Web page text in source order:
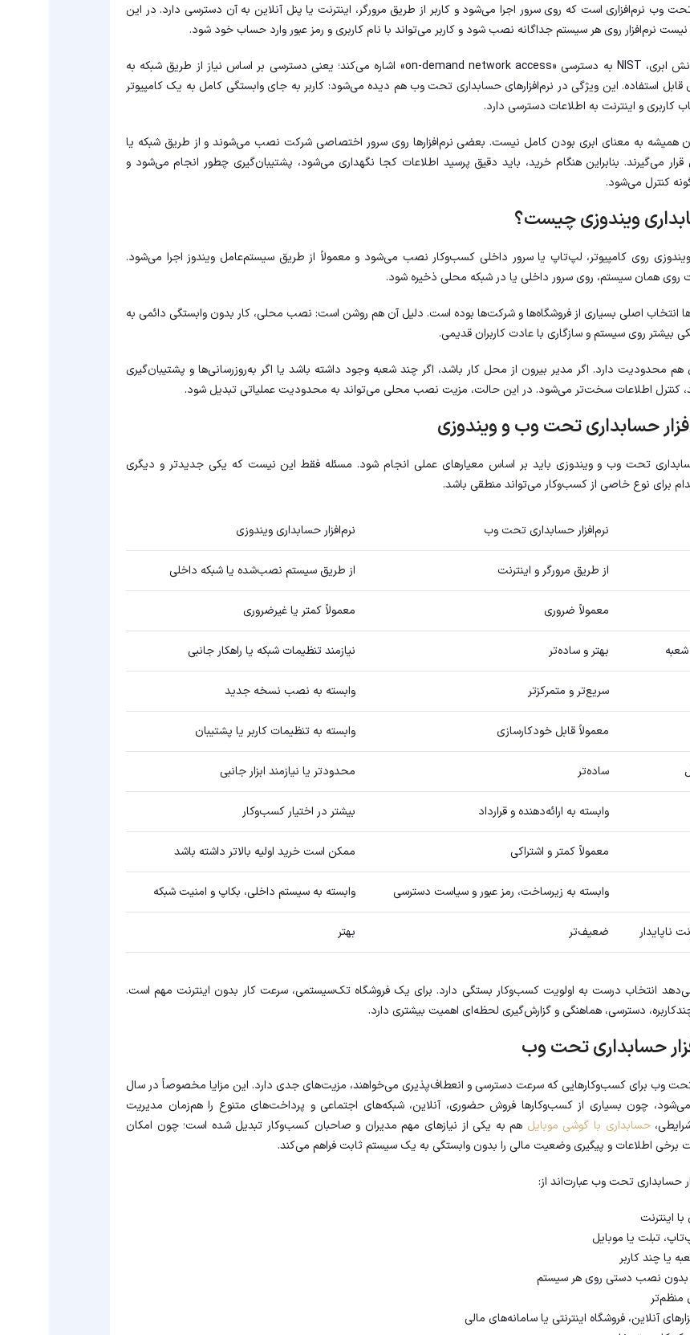
تحت وب نرم‌افزاری است که روی سرور اجرا می‌شود و کاربر از طریق مرورگر، اینترنت یا پنل آنلاین به آن دسترسی دارد. در این
نرم‌افزار روی هر سیستم جداگانه نصب شود و کاربر می‌تواند با نام کاربری و رمز عبور وارد حساب خود شود.
در تعریف رایج رایانش ابری، NIST به دسترسی «on-demand network access» اشاره می‌کند؛ یعنی دسترسی بر اساس نیاز از طریق شبکه به
استفاده. این ویژگی در نرم‌افزارهای حسابداری تحت وب هم دیده می‌شود: کاربر به جای وابستگی کامل به یک کامپیوتر
و اینترنت به اطلاعات دسترسی دارد.
همیشه به معنای ابری بودن کامل نیست. بعضی نرم‌افزارها روی سرور اختصاصی شرکت نصب می‌شوند و از طریق شبکه یا
می‌گیرند. بنابراین هنگام خرید، باید دقیق پرسید اطلاعات کجا نگهداری می‌شود، پشتیبان‌گیری چطور انجام می‌شود و
کنترل می‌شود.
ویندوزی چیست؟
ویندوزی روی کامپیوتر، لپ‌تاپ یا سرور داخلی کسب‌وکار نصب می‌شود و معمولاً از طریق سیستم‌عامل ویندوز اجرا می‌شود.
روی همان سیستم، روی سرور داخلی یا در شبکه محلی ذخیره شود.
انتخاب اصلی بسیاری از فروشگاه‌ها و شرکت‌ها بوده است. دلیل آن هم روشن است: نصب محلی، کار بدون وابستگی دائمی به
بیشتر روی سیستم و سازگاری با عادت کاربران قدیمی.
هم محدودیت دارد. اگر مدیر بیرون از محل کار باشد، اگر چند شعبه وجود داشته باشد یا اگر به‌روزرسانی‌ها و پشتیبان‌گیری
کنترل اطلاعات سخت‌تر می‌شود. در این حالت، مزیت نصب محلی می‌تواند به محدودیت عملیاتی تبدیل شود.
حسابداری تحت وب و ویندوزی
تحت وب و ویندوزی باید بر اساس معیارهای عملی انجام شود. مسئله فقط این نیست که یکی جدیدتر و دیگری
برای نوع خاصی از کسب‌وکار می‌تواند منطقی باشد.
نرم‌افزار حسابداری تحت وب نرم‌افزار حسابداری ویندوزی
از طریق مرورگر و اینترنت از طریق سیستم نصب‌شده یا شبکه داخلی
معمولاً ضروری معمولاً کمتر یا غیرضروری
بهتر و ساده‌تر نیازمند تنظیمات شبکه یا راهکار جانبی
سریع‌تر و متمرکزتر وابسته به نصب نسخه جدید
معمولاً قابل خودکارسازی وابسته به تنظیمات کاربر یا پشتیبان
ساده‌تر محدودتر یا نیازمند ابزار جانبی
وابسته به ارائه‌دهنده و قرارداد بیشتر در اختیار کسب‌وکار
معمولاً کمتر و اشتراکی ممکن است خرید اولیه بالاتر داشته باشد
وابسته به زیرساخت، رمز عبور و سیاست دسترسی وابسته به سیستم داخلی، بکاپ و امنیت شبکه
ناپایدار ضعیف‌تر بهتر
انتخاب درست به اولویت کسب‌وکار بستگی دارد. برای یک فروشگاه تک‌سیستمی، سرعت کار بدون اینترنت مهم است.
دسترسی، هماهنگی و گزارش‌گیری لحظه‌ای اهمیت بیشتری دارد.
حسابداری تحت وب
تحت وب برای کسب‌وکارهایی که سرعت دسترسی و انعطاف‌پذیری می‌خواهند، مزیت‌های جدی دارد. این مزایا مخصوصاً در سال
می‌شود، چون بسیاری از کسب‌وکارها فروش حضوری، آنلاین، شبکه‌های اجتماعی و پرداخت‌های متنوع را هم‌زمان مدیریت
حسابداری با گوشی موبایل هم به یکی از نیازهای مهم مدیران و صاحبان کسب‌وکار تبدیل شده است؛ چون امکان
برخی اطلاعات و پیگیری وضعیت مالی را بدون وابستگی به یک سیستم ثابت فراهم می‌کند.
حسابداری تحت وب عبارت‌اند از:
اینترنت
تبلت یا موبایل
یا چند کاربر
بدون نصب دستی روی هر سیستم
منظم‌تر
آنلاین، فروشگاه اینترنتی یا سامانه‌های مالی